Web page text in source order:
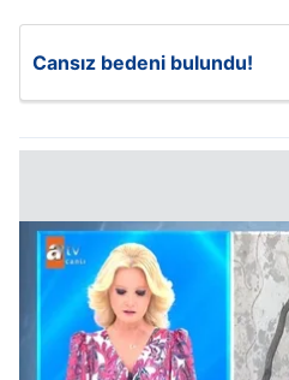
Cansız bedeni bulundu!